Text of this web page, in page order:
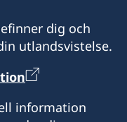
dig och
utlandsvistelse.
information